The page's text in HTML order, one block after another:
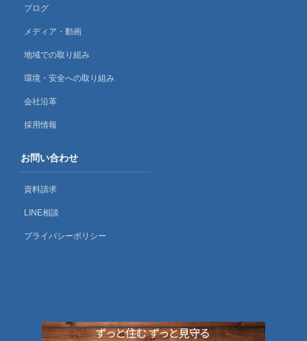
ブログ
メディア・動画
地域での取り組み
環境・安全への取り組み
会社沿革
採用情報
お問い合わせ
資料請求
LINE相談
プライバシーポリシー